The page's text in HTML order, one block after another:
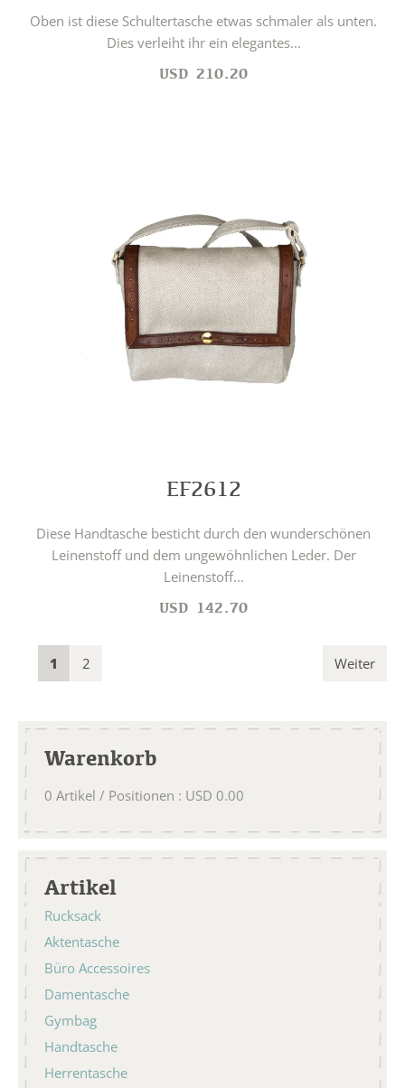
Oben ist diese Schultertasche etwas schmaler als unten.
Dies verleiht ihr ein elegantes...
USD 210.20
EF2612
Diese Handtasche besticht durch den wunderschönen
Leinenstoff und dem ungewöhnlichen Leder. Der
Leinenstoff...
USD 142.70
1 2 Weiter
Warenkorb
0 Artikel / Positionen : USD 0.00
Artikel
Rucksack
Aktentasche
Büro Accessoires
Damentasche
Gymbag
Handtasche
Herrentasche